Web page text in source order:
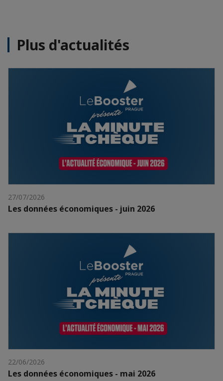
Plus d'actualités
27/07/2026
Les données économiques - juin 2026
22/06/2026
Les données économiques - mai 2026